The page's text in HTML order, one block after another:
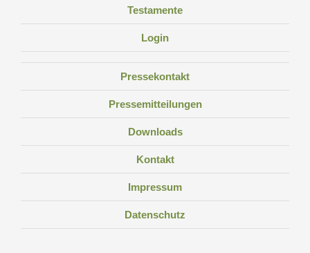
Testamente
Login
Pressekontakt
Pressemitteilungen
Downloads
Kontakt
Impressum
Datenschutz